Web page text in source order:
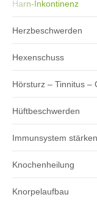
Harn-Inkontinenz
Herzbeschwerden
Hexenschuss
Hörsturz – Tinnitus –
Hüftbeschwerden
Immunsystem stärken
Knochenheilung
Knorpelaufbau